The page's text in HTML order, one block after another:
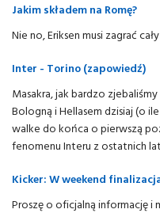
Jakim składem na Romę?
Nie no, Eriksen musi zagrać
Inter - Torino (zapowiedź)
Masakra, jak bardzo
Bologną i Hellasem dzisiaj (o
walke do końca o pierwszą
fenomenu Interu z ostatnich lat
Kicker: W weekend
Proszę o oficjalną informację i